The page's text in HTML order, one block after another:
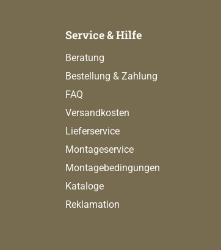
Service & Hilfe
Beratung
Bestellung & Zahlung
FAQ
Versandkosten
Lieferservice
Montageservice
Montagebedingungen
Kataloge
Reklamation